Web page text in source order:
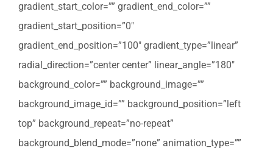
gradient_start_color=”” gradient_end_color=””
gradient_start_position=”0″
gradient_end_position=”100″ gradient_type=”linear”
radial_direction=”center center” linear_angle=”180″
background_color=”” background_image=””
background_image_id=”” background_position=”left
top” background_repeat=”no-repeat”
background_blend_mode=”none” animation_type=””